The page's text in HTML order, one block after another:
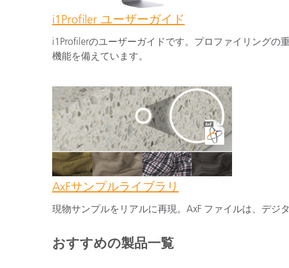
i1Profiler ユーザーガイド
i1Profilerのユーザーガイドです。プロファイリングの
機能を備えています。
AxFサンプルライブラリ
現物サンプルをリアルに再現。AxF ファイルは、デジ
おすすめの製品一覧